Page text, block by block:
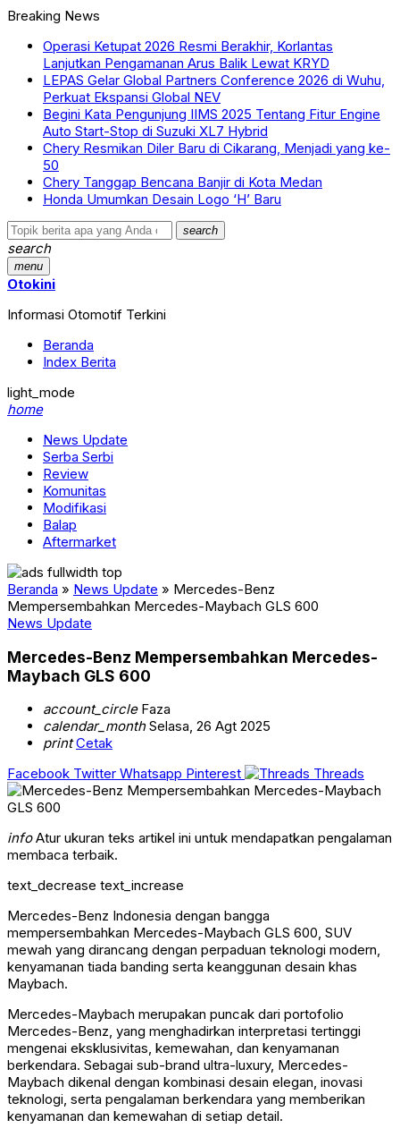
Breaking News
Operasi Ketupat 2026 Resmi Berakhir, Korlantas
Lanjutkan Pengamanan Arus Balik Lewat KRYD
LEPAS Gelar Global Partners Conference 2026 di Wuhu,
Perkuat Ekspansi Global NEV
Begini Kata Pengunjung IIMS 2025 Tentang Fitur Engine
Auto Start-Stop di Suzuki XL7 Hybrid
Chery Resmikan Diler Baru di Cikarang, Menjadi yang ke-
50
Chery Tanggap Bencana Banjir di Kota Medan
Honda Umumkan Desain Logo ‘H’ Baru
search
search
menu
Otokini
Informasi Otomotif Terkini
Beranda
Index Berita
light_mode
home
News Update
Serba Serbi
Review
Komunitas
Modifikasi
Balap
Aftermarket
Beranda » News Update » Mercedes-Benz
Mempersembahkan Mercedes-Maybach GLS 600
News Update
Mercedes-Benz Mempersembahkan Mercedes-
Maybach GLS 600
account_circleFaza
calendar_monthSelasa, 26 Agt 2025
print Cetak
Facebook Twitter Whatsapp Pinterest Threads
infoAtur ukuran teks artikel ini untuk mendapatkan pengalaman
membaca terbaik.
text_decrease text_increase
Mercedes-Benz Indonesia dengan bangga
mempersembahkan Mercedes-Maybach GLS 600, SUV
mewah yang dirancang dengan perpaduan teknologi modern,
kenyamanan tiada banding serta keanggunan desain khas
Maybach.
Mercedes-Maybach merupakan puncak dari portofolio
Mercedes-Benz, yang menghadirkan interpretasi tertinggi
mengenai eksklusivitas, kemewahan, dan kenyamanan
berkendara. Sebagai sub-brand ultra-luxury, Mercedes-
Maybach dikenal dengan kombinasi desain elegan, inovasi
teknologi, serta pengalaman berkendara yang memberikan
kenyamanan dan kemewahan di setiap detail.